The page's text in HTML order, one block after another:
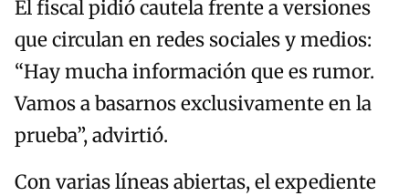
El fiscal pidió cautela frente a versiones
que circulan en redes sociales y medios:
“Hay mucha información que es rumor.
Vamos a basarnos exclusivamente en la
prueba”, advirtió.
Con varias líneas abiertas, el expediente